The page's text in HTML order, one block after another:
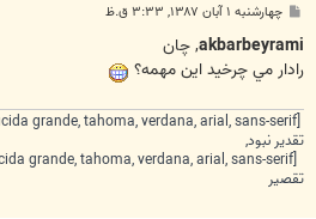
س
ت
چهارشنبه ۱ آبان ۱۳۸۷, ۳:۳۳ ق.ظ
akbarbeyrami, چان
رادار مي چرخيد اين مهمه؟
تقدیر نبود,
تقصیر